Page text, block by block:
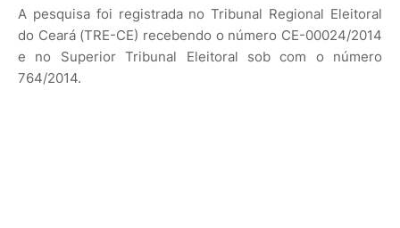
A pesquisa foi registrada no Tribunal Regional Eleitoral
do Ceará (TRE-CE) recebendo o número CE-00024/2014
e no Superior Tribunal Eleitoral sob com o número
764/2014.